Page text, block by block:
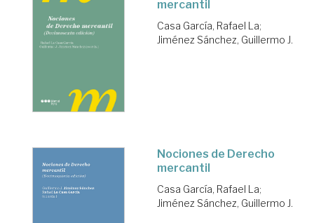
mercantil
Casa García, Rafael La;
Jiménez Sánchez, Guillermo J.
Nociones de Derecho
mercantil
Casa García, Rafael La;
Jiménez Sánchez, Guillermo J.